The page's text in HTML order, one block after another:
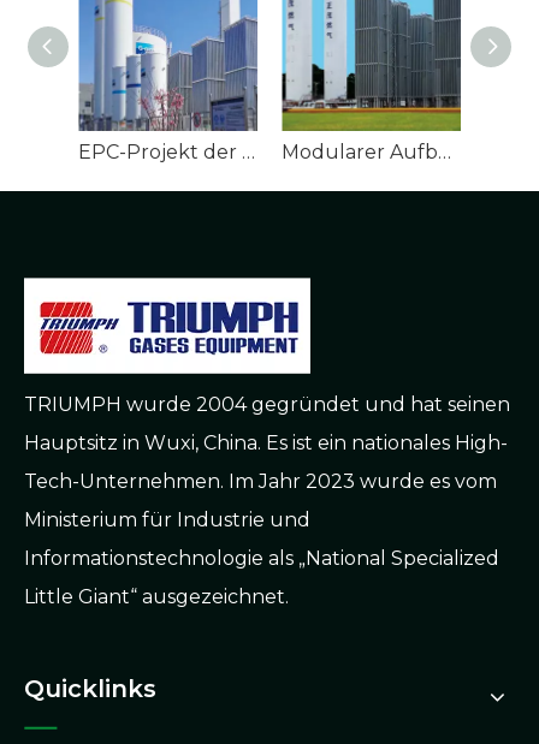
EPC-Projekt der G-Gas-Vergasungsstation Chuzhou Modularer Aufbau einer LNG-Vergasungsstation für die Stadtversorgung
TRIUMPH wurde 2004 gegründet und hat seinen
Hauptsitz in Wuxi, China. Es ist ein nationales High-
Tech-Unternehmen. Im Jahr 2023 wurde es vom
Ministerium für Industrie und
Informationstechnologie als „National Specialized
Little Giant“ ausgezeichnet.
Quicklinks